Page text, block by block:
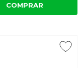
COMPRAR